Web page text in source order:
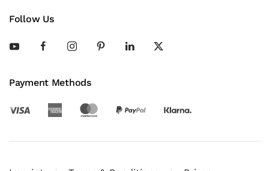
Follow Us
Payment Methods